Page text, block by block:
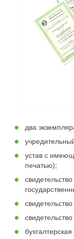
два
устав с
печатью);